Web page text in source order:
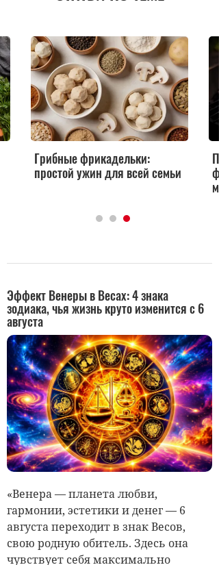
Грибные фрикадельки:
простой ужин для всей семьи